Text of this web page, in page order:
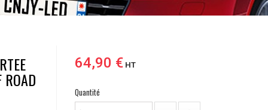
64,90 €HT
Quantité